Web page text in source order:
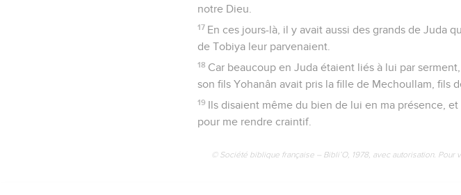
notre Dieu.
17 En ces jours-là, il y avait aussi des grands de Juda
de Tobiya leur parvenaient.
18 Car beaucoup en Juda étaient liés à lui par
son fils Yohanân avait pris la fille de Mechoullam, fils
19 Ils disaient même du bien de lui en ma présence,
pour me rendre craintif.
© Société biblique française – Bibli’O, 1978, avec autorisation.